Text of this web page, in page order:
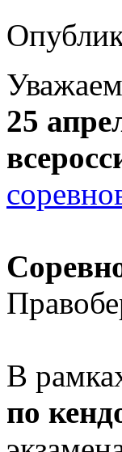
25
В
по